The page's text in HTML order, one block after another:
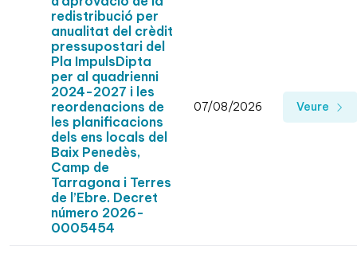
redistribució per
anualitat del crèdit
pressupostari del
Pla ImpulsDipta
per al quadrienni
2024-2027 i les
reordenacions de
les planificacions
dels ens locals del
Baix Penedès,
Camp de
Tarragona i Terres
de l’Ebre. Decret
número 2026-
0005454
07/08/2026 Veure